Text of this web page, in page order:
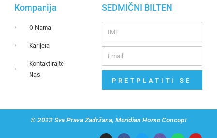
Kompanija
O Nama
Karijera
Kontaktirajte
Nas
SEDMIČNI BILTEN
PRETPLATITI SE
© 2022 Sva Prava Zadržana, Meridian Home Concept